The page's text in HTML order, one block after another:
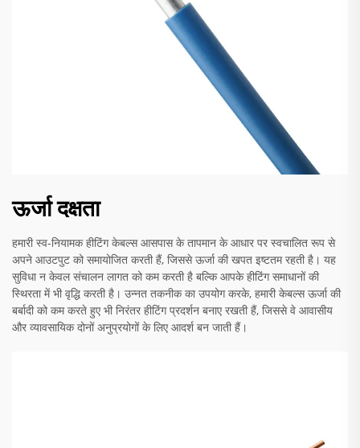
ऊर्जा दक्षता
हमारी स्व-नियामक हीटिंग केबल्स आसपास के तापमान के आधार पर स्वचालित रूप से
अपने आउटपुट को समायोजित करती हैं, जिससे ऊर्जा की खपत इष्टतम रहती है। यह
सुविधा न केवल संचालन लागत को कम करती है बल्कि आपके हीटिंग समाधानों की
स्थिरता में भी वृद्धि करती है। उन्नत तकनीक का उपयोग करके, हमारी केबल्स ऊर्जा की
बर्बादी को कम करते हुए भी निरंतर हीटिंग प्रदर्शन बनाए रखती हैं, जिससे वे आवासीय
और व्यावसायिक दोनों अनुप्रयोगों के लिए आदर्श बन जाती हैं।